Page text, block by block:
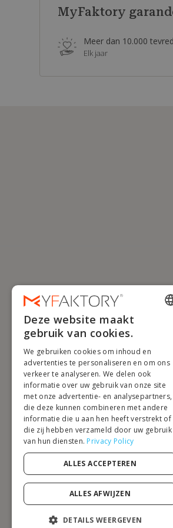
MyFaktory
Meer dan 10.000
Elk jaar
MyFaktory is uw online winkel voor
DUTCH
GERMAN
ITALIAN
Deze website maakt
gebruik van cookies.
We gebruiken cookies om inhoud en
advertenties te personaliseren en om ons
verkeer te analyseren. We delen ook
informatie over uw gebruik van onze site
met onze advertentie- en analysepartners,
die deze kunnen combineren met andere
informatie die u aan hen heeft verstrekt of
die zij hebben verzameld door uw gebruik
van hun diensten. Privacy Policy
ALLES ACCEPTEREN
ALLES AFWIJZEN
DETAILS WEERGEVEN